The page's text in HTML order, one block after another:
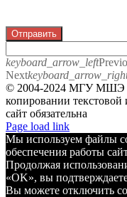
Отправить
keyboard_arrow_left
Next
© 2004-2024 МГУ МШЭ |
копировании
сайт обязательна
Telegram
Page load link
Мы используем файлы
обеспечения работы
Продолжая
«OK», вы
Вы можете отключить